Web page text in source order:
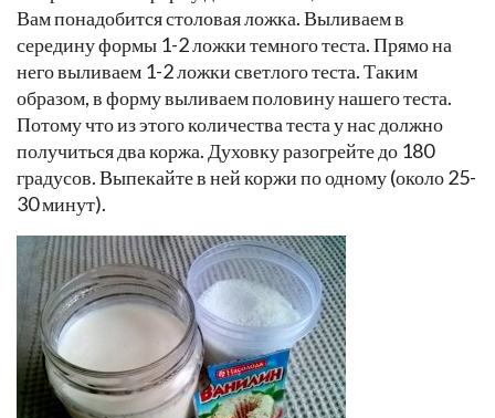
4. Приготовьте форму для выпечки, смажьте ее маслом.
Вам понадобится столовая ложка. Выливаем в
середину формы 1-2 ложки темного теста. Прямо на
него выливаем 1-2 ложки светлого теста. Таким
образом, в форму выливаем половину нашего теста.
Потому что из этого количества теста у нас должно
получиться два коржа. Духовку разогрейте до 180
градусов. Выпекайте в ней коржи по одному (около 25-
30 минут).